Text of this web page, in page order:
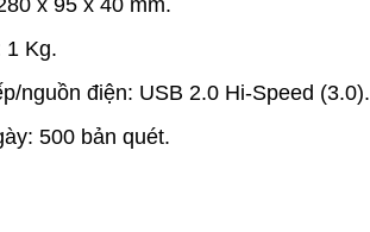
x 95 x 40 mm.
1 Kg.
nguồn điện: USB 2.0 Hi-Speed (3.0).
500 bản quét.